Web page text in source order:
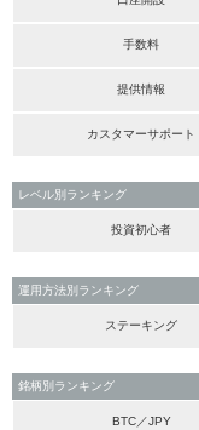
手数料
提供情報
カスタマーサポート
レベル別ランキング
投資初心者
運用方法別ランキング
ステーキング
銘柄別ランキング
BTC／JPY